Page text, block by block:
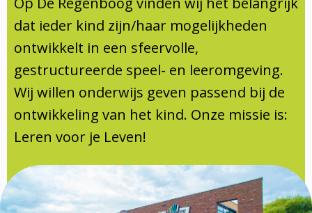
Schoolvakanties
Ouderraad
Medezeggenschapsraad
Documentatie
Formulieren
SIKO
Samenwerkingen
dat ieder kind zijn/haar mogelijkheden
ontwikkelt in een sfeervolle,
gestructureerde speel- en leeromgeving.
Wij willen onderwijs geven passend bij de
ontwikkeling van het kind. Onze missie is:
Leren voor je Leven!